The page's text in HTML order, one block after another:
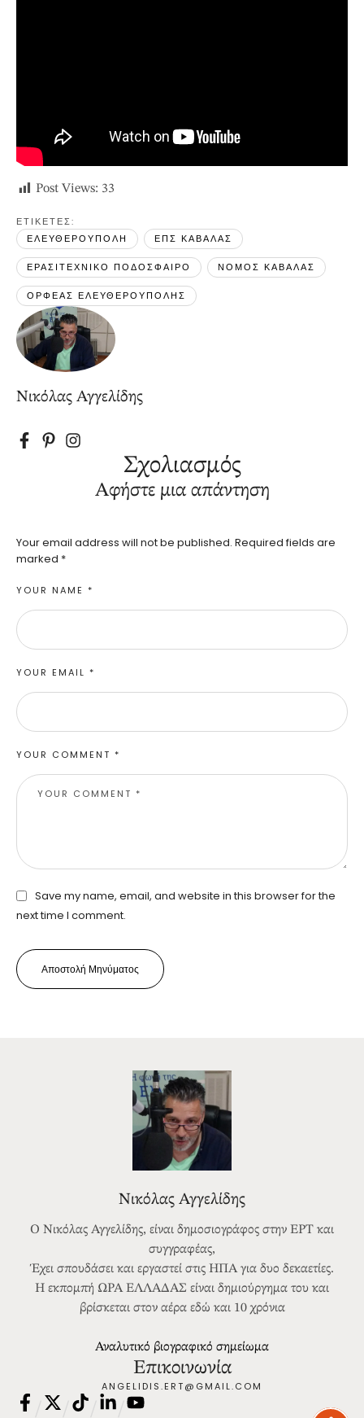
Post Views: 33
ΕΤΙΚΕΤΕΣ:
ΕΛΕΥΘΕΡΟΥΠΟΛΗ
ΕΠΣ ΚΑΒΑΛΑΣ
ΕΡΑΣΙΤΕΧΝΙΚΟ ΠΟΔΟΣΦΑΙΡΟ ΝΟΜΟΣ ΚΑΒΑΛΑΣ
ΟΡΦΕΑΣ ΕΛΕΥΘΕΡΟΥΠΟΛΗΣ
Νικόλας Αγγελίδης
Σχολιασμός
Αφήστε μια απάντηση
Your email address will not be published. Required fields are
marked *
YOUR COMMENT *
YOUR NAME *
YOUR EMAIL *
Save my name, email, and website in this browser for the
next time I comment.
Αποστολή Μηνύματος
Νικόλας Αγγελίδης
Ο Νικόλας Αγγελίδης, είναι δημοσιογράφος στην ΕΡΤ και
συγγραφέας,
Έχει σπουδάσει και εργαστεί στις ΗΠΑ για δυο δεκαετίες.
Η εκπομπή ΩΡΑ ΕΛΛΑΔΑΣ είναι δημιούργημα του και
βρίσκεται στον αέρα εδώ και 10 χρόνια
Αναλυτικό βιογραφικό σημείωμα
Επικοινωνία
ANGELIDIS.ERT@GMAIL.COM